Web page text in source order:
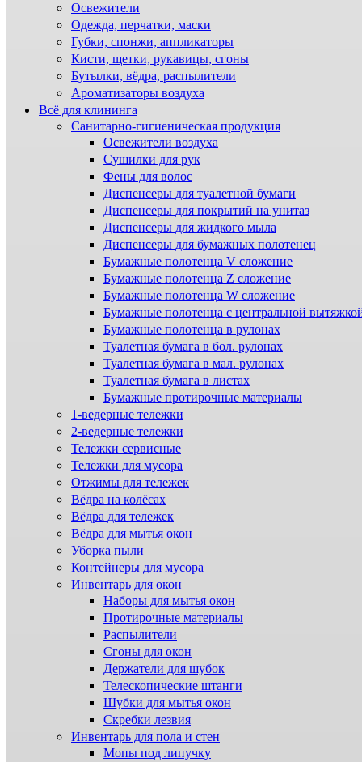
Освежители
Одежда, перчатки, маски
Губки, спонжи, аппликаторы
Кисти, щетки, рукавицы, сгоны
Бутылки, вёдра, распылители
Ароматизаторы воздуха
Всё для клининга
Санитарно-гигиеническая продукция
Освежители воздуха
Сушилки для рук
Фены для волос
Диспенсеры для туалетной бумаги
Диспенсеры для покрытий на унитаз
Диспенсеры для жидкого мыла
Диспенсеры для бумажных полотенец
Бумажные полотенца V сложение
Бумажные полотенца Z сложение
Бумажные полотенца W сложение
Бумажные полотенца с центральной
Бумажные полотенца в рулонах
Туалетная бумага в бол. рулонах
Туалетная бумага в мал. рулонах
Туалетная бумага в листах
Бумажные протирочные материалы
1-ведерные тележки
2-ведерные тележки
Тележки сервисные
Тележки для мусора
Отжимы для тележек
Вёдра на колёсах
Вёдра для тележек
Вёдра для мытья окон
Уборка пыли
Контейнеры для мусора
Инвентарь для окон
Наборы для мытья окон
Протирочные материалы
Распылители
Сгоны для окон
Держатели для шубок
Телескопические штанги
Шубки для мытья окон
Скребки лезвия
Инвентарь для пола и стен
Мопы под липучку